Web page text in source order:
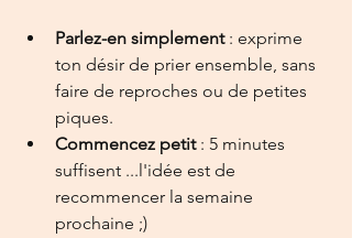
Parlez-en simplement : exprime
ton désir de prier ensemble, sans
faire de reproches ou de petites
piques.
Commencez petit : 5 minutes
suffisent ...l'idée est de
recommencer la semaine
prochaine ;)